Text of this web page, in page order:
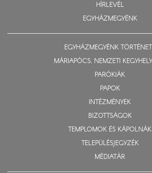
HÍRLEVÉL
EGYHÁZMEGYÉNK
EGYHÁZMEGYÉNK
MÁRIAPÓCS, NEMZETI
PARÓKIÁK
PAPOK
INTÉZMÉNYEK
BIZOTTSÁGOK
TEMPLOMOK ÉS KÁPOLNÁK
TELEPÜLÉSJEGYZÉK
MÉDIATÁR